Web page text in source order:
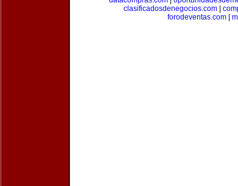
clasificadosdenegocios.com|
forodeventas.com|